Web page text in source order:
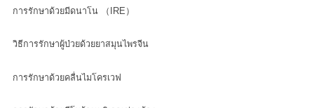
การรักษาด้วยมีดนาโน （IRE）
วิธีการรักษาผู้ป่วยด้วยยาสมุนไพรจีน
การรักษาด้วยคลื่นไมโครเวฟ